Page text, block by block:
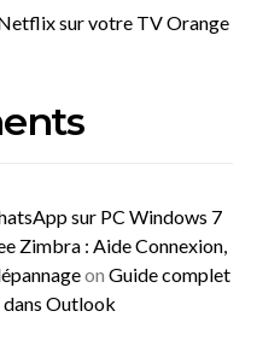
sur votre TV Orange
sur PC Windows 7
Zimbra : Aide Connexion,
on Guide complet
Outlook